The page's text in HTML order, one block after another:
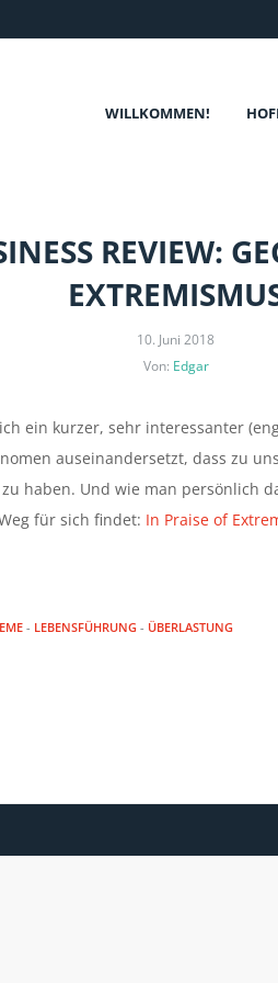
WILLKOMMEN!
REVIEW:
10. Juni 2018
Von: Edgar
ein kurzer, sehr interessanter
auseinandersetzt, dass zu
haben. Und wie man persönlich
für sich findet: In Praise of
- LEBENSFÜHRUNG- ÜBERLASTUNG